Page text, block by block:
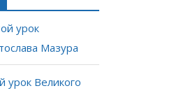
урок
Мазура
урок Великого